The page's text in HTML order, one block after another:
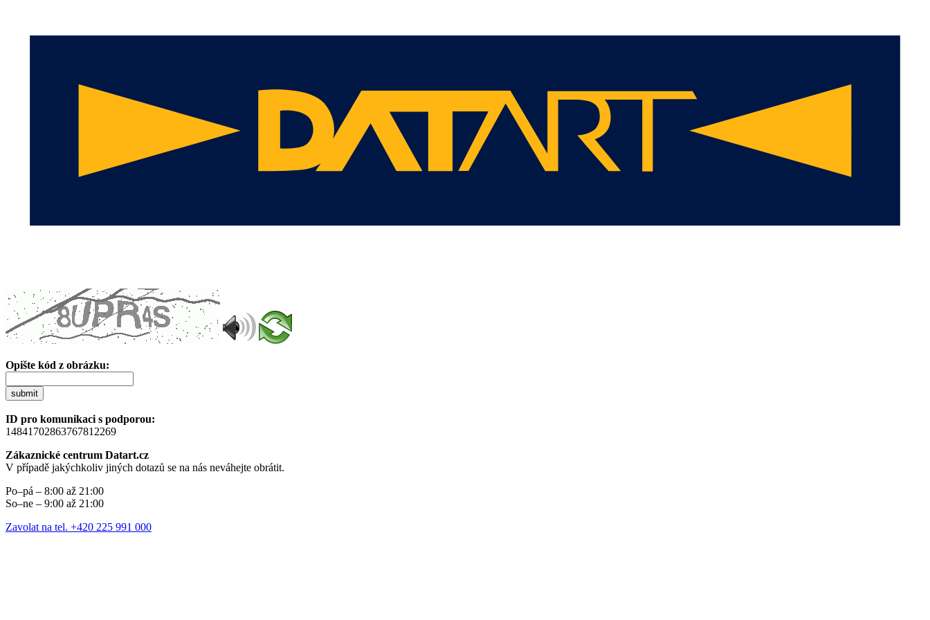
Opište kód z obrázku:
submit
ID pro komunikaci s podporou:
14841702863767812269
Zákaznické centrum Datart.cz
V případě jakýchkoliv jiných dotazů se na nás neváhejte obrátit.
Po–pá – 8:00 až 21:00
So–ne – 9:00 až 21:00
Zavolat na tel. +420 225 991 000